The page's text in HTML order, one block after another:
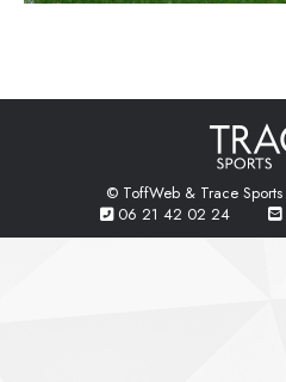
© ToffWeb & Trace
06 21 42 02 24